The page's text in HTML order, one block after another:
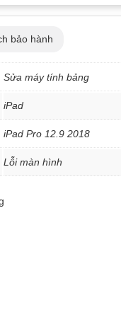
bảo hành
Sửa máy tính bảng
iPad
iPad Pro 12.9 2018
Lỗi màn hình